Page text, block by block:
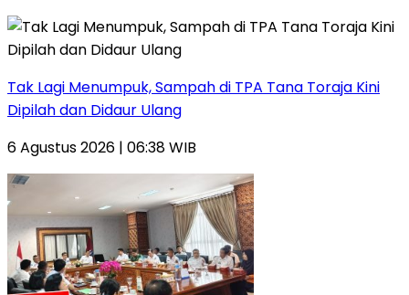
Tak Lagi Menumpuk, Sampah di TPA Tana Toraja Kini
Dipilah dan Didaur Ulang
6 Agustus 2026 | 06:38 WIB